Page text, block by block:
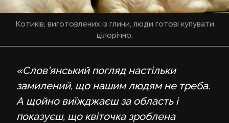
Котиків, виготовлених із глини, люди готові купувати
цілорічно.
«Слов'янський погляд настільки
замилений, що нашим людям не треба.
А щойно виїжджаєш за область і
показуєш, що квіточка зроблена